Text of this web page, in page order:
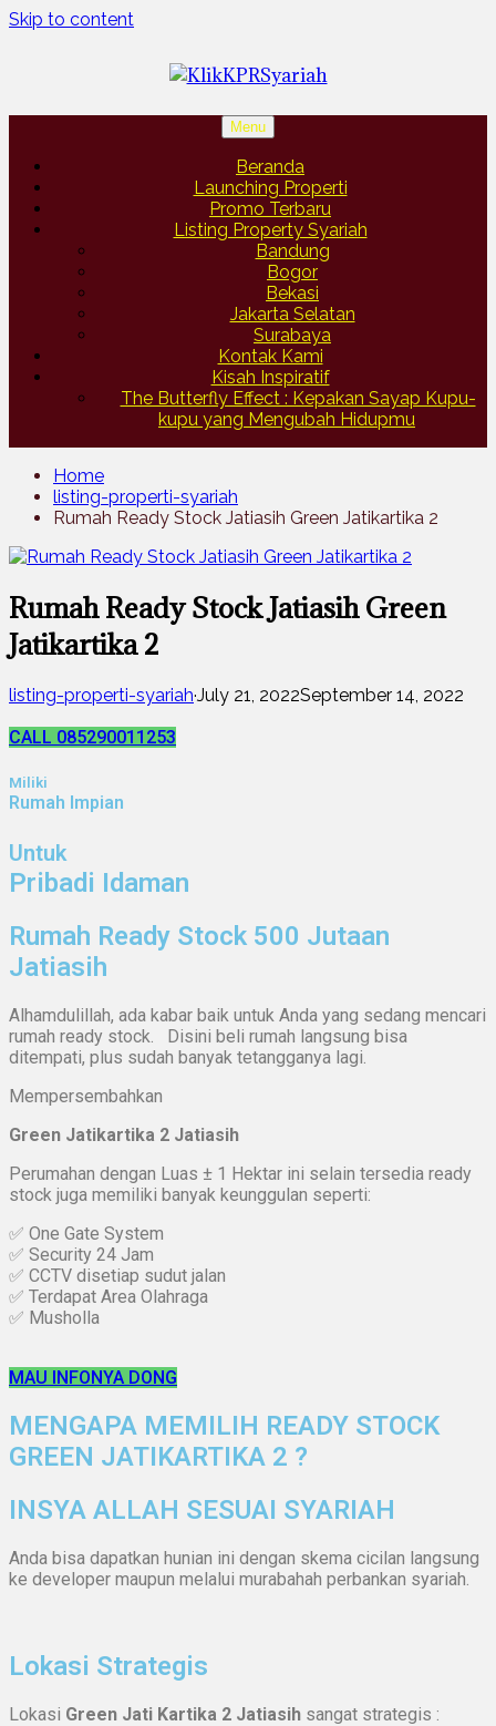
Skip to content
Menu
Beranda
Launching Properti
Promo Terbaru
Listing Property Syariah
Bandung
Bogor
Bekasi
Jakarta Selatan
Surabaya
Kontak Kami
Kisah Inspiratif
The Butterfly Effect : Kepakan Sayap Kupu-
kupu yang Mengubah Hidupmu
Home
listing-properti-syariah
Rumah Ready Stock Jatiasih Green Jatikartika 2
Rumah Ready Stock Jatiasih Green
Jatikartika 2
listing-properti-syariah·July 21, 2022September 14, 2022
CALL 085290011253
Miliki
Rumah Impian
Untuk
Pribadi Idaman
Rumah Ready Stock 500 Jutaan
Jatiasih
Alhamdulillah, ada kabar baik untuk Anda yang sedang mencari
rumah ready stock. Disini beli rumah langsung bisa
ditempati, plus sudah banyak tetangganya lagi.
Mempersembahkan
Green Jatikartika 2 Jatiasih
Perumahan dengan Luas ± 1 Hektar ini selain tersedia ready
stock juga memiliki banyak keunggulan seperti:
✅ One Gate System
✅ Security 24 Jam
✅ CCTV disetiap sudut jalan
✅ Terdapat Area Olahraga
✅ Musholla
MAU INFONYA DONG
MENGAPA MEMILIH READY STOCK
GREEN JATIKARTIKA 2 ?
INSYA ALLAH SESUAI SYARIAH
Anda bisa dapatkan hunian ini dengan skema cicilan langsung
ke developer maupun melalui murabahah perbankan syariah.
Lokasi Strategis
Lokasi Green Jati Kartika 2 Jatiasih sangat strategis :